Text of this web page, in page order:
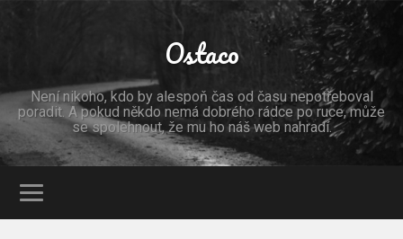
Ostaco
Není nikoho, kdo by alespoň čas od času nepotřeboval
poradit. A pokud někdo nemá dobrého rádce po ruce, může
se spolehnout, že mu ho náš web nahradí.